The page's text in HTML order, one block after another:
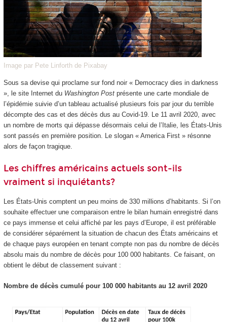
Image par Pete Linforth de Pixabay
Sous sa devise qui proclame sur fond noir « Democracy dies in darkness
», le site Internet du Washington Postprésente une carte mondiale de
l’épidémie suivie d’un tableau actualisé plusieurs fois par jour du terrible
décompte des cas et des décès dus au Covid-19. Le 11 avril 2020, avec
un nombre de morts qui dépasse désormais celui de l’Italie, les États-Unis
sont passés en première position. Le slogan « America First » résonne
alors de façon tragique.
Les chiffres américains actuels sont-ils
vraiment si inquiétants?
Les États-Unis comptent un peu moins de 330 millions d’habitants. Si l’on
souhaite effectuer une comparaison entre le bilan humain enregistré dans
ce pays immense et celui affiché par les pays d’Europe, il est préférable
de considérer séparément la situation de chacun des États américains et
de chaque pays européen en tenant compte non pas du nombre de décès
absolu mais du nombre de décès pour 100 000 habitants. Ce faisant, on
obtient le début de classement suivant :
Nombre de décès cumulé pour 100 000 habitants au 12 avril 2020